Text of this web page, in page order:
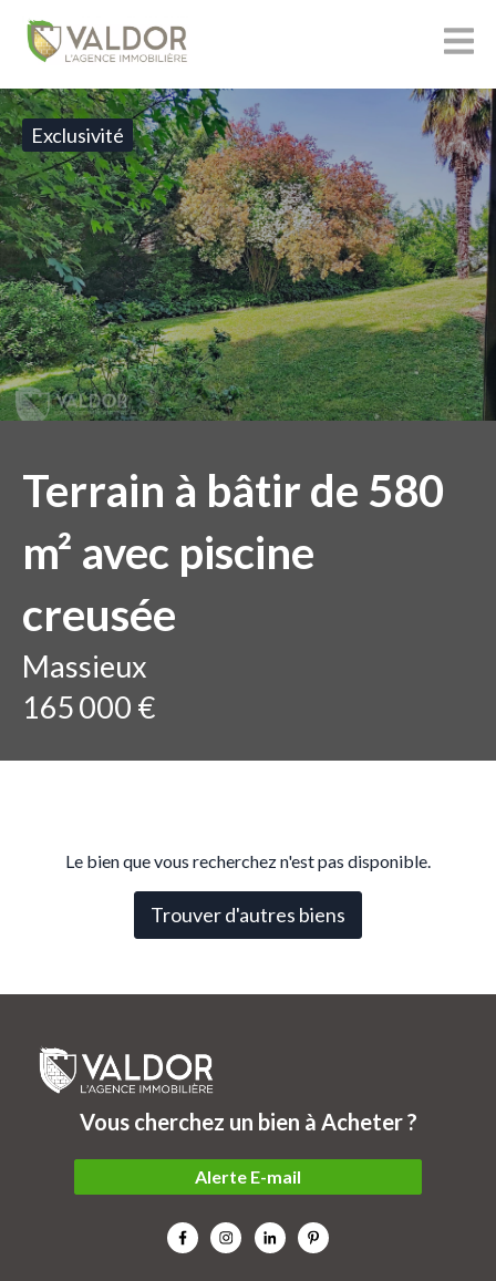
Exclusivité
Terrain à bâtir de 580
m² avec piscine
creusée
Massieux
165 000 €
Le bien que vous recherchez n'est pas disponible.
Trouver d'autres biens
Vous cherchez un bien à Acheter ?
Alerte E-mail